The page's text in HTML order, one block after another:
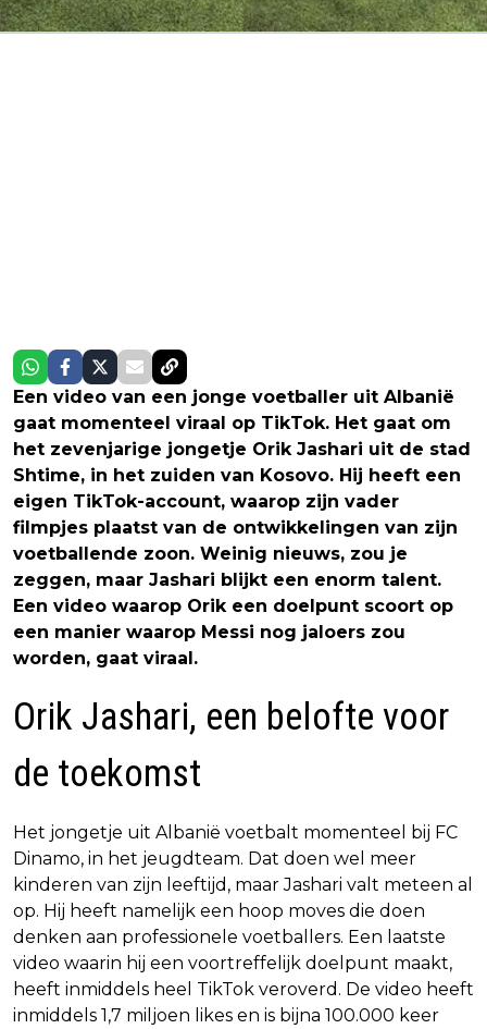
Een video van een jonge voetballer uit Albanië
gaat momenteel viraal op TikTok. Het gaat om
het zevenjarige jongetje Orik Jashari uit de stad
Shtime, in het zuiden van Kosovo. Hij heeft een
eigen TikTok-account, waarop zijn vader
filmpjes plaatst van de ontwikkelingen van zijn
voetballende zoon. Weinig nieuws, zou je
zeggen, maar Jashari blijkt een enorm talent.
Een video waarop Orik een doelpunt scoort op
een manier waarop Messi nog jaloers zou
worden, gaat viraal.
Orik Jashari, een belofte voor
de toekomst
Het jongetje uit Albanië voetbalt momenteel bij FC
Dinamo, in het jeugdteam. Dat doen wel meer
kinderen van zijn leeftijd, maar Jashari valt meteen al
op. Hij heeft namelijk een hoop moves die doen
denken aan professionele voetballers. Een laatste
video waarin hij een voortreffelijk doelpunt maakt,
heeft inmiddels heel TikTok veroverd. De video heeft
inmiddels 1,7 miljoen likes en is bijna 100.000 keer